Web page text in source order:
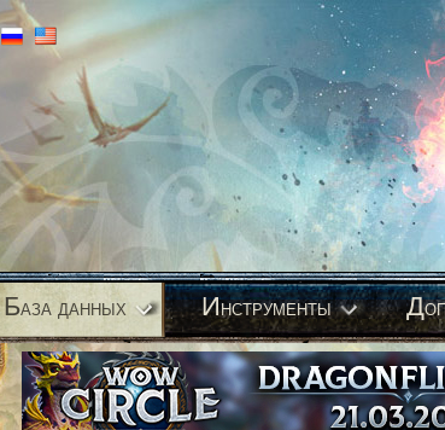
База данных Инструменты Д